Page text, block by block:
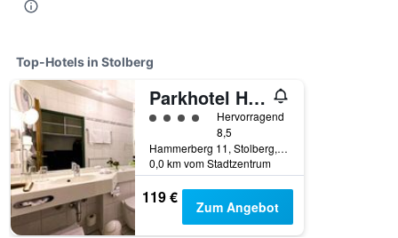
Top-Hotels in Stolberg
Parkhotel Hammerberg
Bewertungskategorie 4
Hervorragend
8,5
Hammerberg 11, Stolberg, Nordrhein-Westfalen, Deutschland
0,0 km vom Stadtzentrum
119 € Zum Angebot